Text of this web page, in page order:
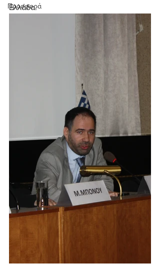
Προσφορά
Ελλάδα.